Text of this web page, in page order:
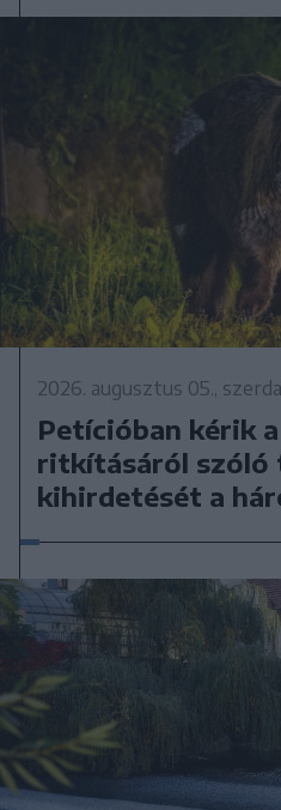
2026. augusztus 05., szerda
Petícióban kérik
ritkításáról szóló
kihirdetését a